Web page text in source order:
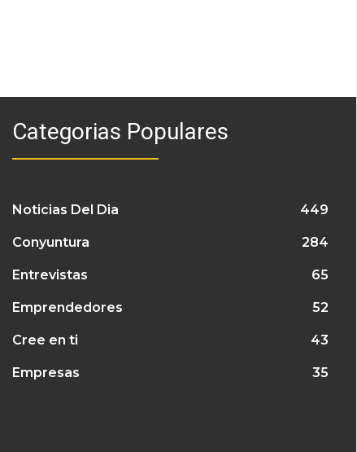
Categorias Populares
Noticias Del Dia 449
Conyuntura 284
Entrevistas 65
Emprendedores 52
Cree en ti 43
Empresas 35